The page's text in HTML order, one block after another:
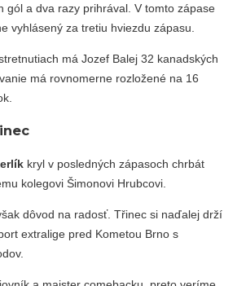
gól a dva razy prihrával. V tomto zápase
vyhlásený za tretiu hviezdu zápasu.
má Jozef Balej 32 kanadských
má rovnomerne rozložené na 16
kryl v posledných zápasoch chrbát
kolegovi Šimonovi Hrubcovi.
dôvod na radosť. Třinec si naďalej drží
extralige pred Kometou Brno s